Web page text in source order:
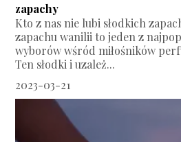
zapachy
Kto z nas nie lubi słodkich
zapachu wanilii to jeden z
wyborów wśród miłośników
Ten słodki i uzależ...
2023-03-21